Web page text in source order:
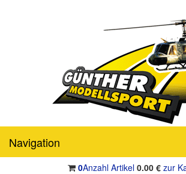
Navigation
0Anzahl Artikel 0.00 € zur